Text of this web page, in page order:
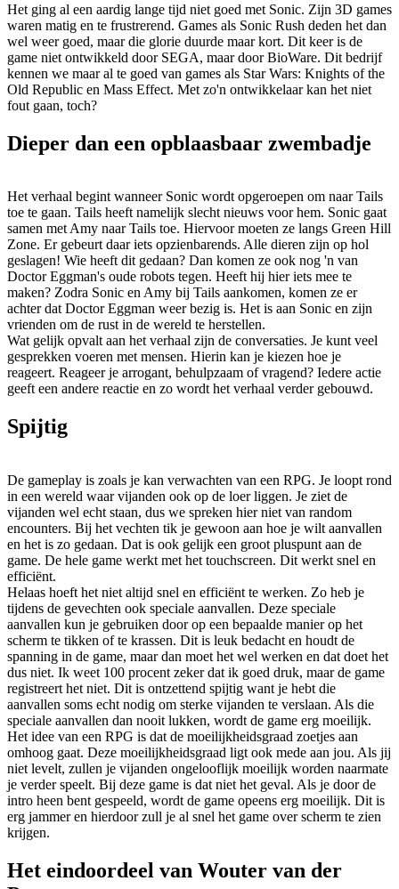
Het ging al een aardig lange tijd niet goed met Sonic. Zijn 3D games
waren matig en te frustrerend. Games als Sonic Rush deden het dan
wel weer goed, maar die glorie duurde maar kort. Dit keer is de
game niet ontwikkeld door SEGA, maar door BioWare. Dit bedrijf
kennen we maar al te goed van games als Star Wars: Knights of the
Old Republic en Mass Effect. Met zo'n ontwikkelaar kan het niet
fout gaan, toch?
Dieper dan een opblaasbaar zwembadje
Het verhaal begint wanneer Sonic wordt opgeroepen om naar Tails
toe te gaan. Tails heeft namelijk slecht nieuws voor hem. Sonic gaat
samen met Amy naar Tails toe. Hiervoor moeten ze langs Green Hill
Zone. Er gebeurt daar iets opzienbarends. Alle dieren zijn op hol
geslagen! Wie heeft dit gedaan? Dan komen ze ook nog 'n van
Doctor Eggman's oude robots tegen. Heeft hij hier iets mee te
maken? Zodra Sonic en Amy bij Tails aankomen, komen ze er
achter dat Doctor Eggman weer bezig is. Het is aan Sonic en zijn
vrienden om de rust in de wereld te herstellen.
Wat gelijk opvalt aan het verhaal zijn de conversaties. Je kunt veel
gesprekken voeren met mensen. Hierin kan je kiezen hoe je
reageert. Reageer je arrogant, behulpzaam of vragend? Iedere actie
geeft een andere reactie en zo wordt het verhaal verder gebouwd.
Spijtig
De gameplay is zoals je kan verwachten van een RPG. Je loopt rond
in een wereld waar vijanden ook op de loer liggen. Je ziet de
vijanden wel echt staan, dus we spreken hier niet van random
encounters. Bij het vechten tik je gewoon aan hoe je wilt aanvallen
en het is zo gedaan. Dat is ook gelijk een groot pluspunt aan de
game. De hele game werkt met het touchscreen. Dit werkt snel en
efficiënt.
Helaas hoeft het niet altijd snel en efficiënt te werken. Zo heb je
tijdens de gevechten ook speciale aanvallen. Deze speciale
aanvallen kun je gebruiken door op een bepaalde manier op het
scherm te tikken of te krassen. Dit is leuk bedacht en houdt de
spanning in de game, maar dan moet het wel werken en dat doet het
dus niet. Ik weet 100 procent zeker dat ik goed druk, maar de game
registreert het niet. Dit is ontzettend spijtig want je hebt die
aanvallen soms echt nodig om sterke vijanden te verslaan. Als die
speciale aanvallen dan nooit lukken, wordt de game erg moeilijk.
Het idee van een RPG is dat de moeilijkheidsgraad zoetjes aan
omhoog gaat. Deze moeilijkheidsgraad ligt ook mede aan jou. Als jij
niet levelt, zullen je vijanden ongelooflijk moeilijk worden naarmate
je verder speelt. Bij deze game is dat niet het geval. Als je door de
intro heen bent gespeeld, wordt de game opeens erg moeilijk. Dit is
erg jammer en hierdoor zull je al snel het game over scherm te zien
krijgen.
Het eindoordeel van Wouter van der